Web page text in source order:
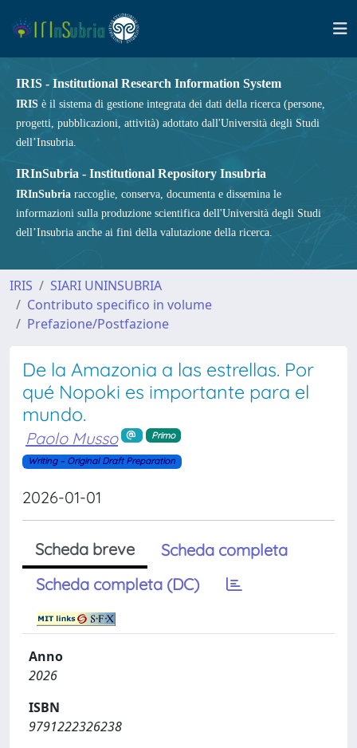
IRIS - Institutional Research Information System
IRIS è il sistema di gestione integrata dei dati della ricerca (persone,
progetti, pubblicazioni, attività) adottato dall'Università degli Studi
dell’Insubria.
IRInSubria - Institutional Repository Insubria
IRInSubria raccoglie, conserva, documenta e dissemina le
informazioni sulla produzione scientifica dell'Università degli Studi
dell’Insubria anche ai fini della valutazione della ricerca.
IRIS
SIARI UNINSUBRIA
Contributo specifico in volume
Prefazione/Postfazione
De la Amazonia a las estrellas. Por
qué Nopoki es importante para el
mundo.
Paolo Musso Primo
Writing – Original Draft Preparation
2026-01-01
Scheda breve
Scheda completa
Scheda completa (DC)
Anno
2026
ISBN
9791222326238